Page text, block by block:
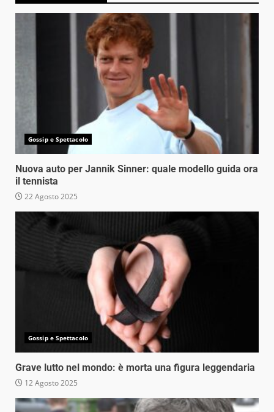
Gossip e Spettacolo
Nuova auto per Jannik Sinner: quale modello guida ora
il tennista
22 Agosto 2025
Gossip e Spettacolo
Grave lutto nel mondo: è morta una figura leggendaria
12 Agosto 2025